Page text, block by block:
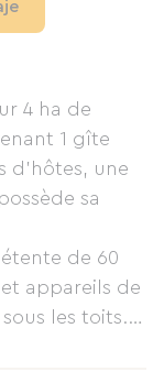
4 ha de
1 gîte
d'hôtes, une
sa
de 60
appareils de
les toits.